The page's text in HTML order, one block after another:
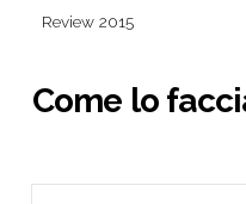
Review 2015
Come lo